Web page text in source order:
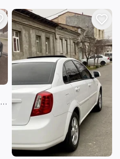
Chevrolet Gentra II - поколение